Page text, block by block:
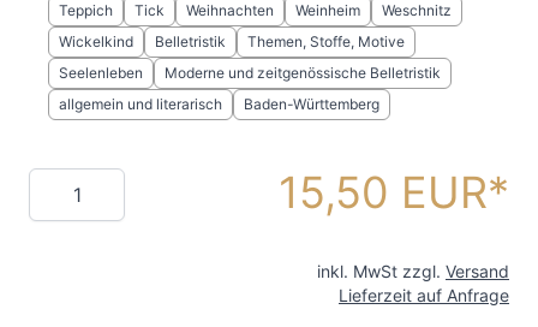
Teppich
Tick Weihnachten Weinheim
Weschnitz
Wickelkind
Belletristik
Themen, Stoffe, Motive
Seelenleben
Moderne und zeitgenössische Belletristik
allgemein und literarisch
Baden-Württemberg
Menge 15,50 EUR
inkl. MwSt zzgl. Versand
Lieferzeit auf Anfrage